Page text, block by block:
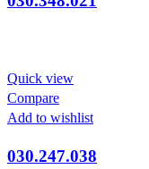
Quick view
Compare
Add to wishlist
030.247.038